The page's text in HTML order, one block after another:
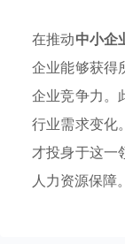
在推动中小企
企业能够获得
企业竞争力。
行业需求变化
才投身于这一
人力资源保障。